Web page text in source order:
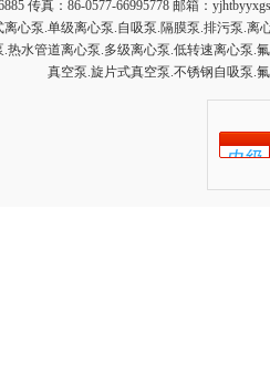
传真：86-0577-66995778 邮箱：
心泵.单级离心泵.自吸泵.隔膜泵.排污泵.
热水管道离心泵.多级离心泵.低转速离心泵
真空泵.旋片式真空泵.不锈钢自吸泵.